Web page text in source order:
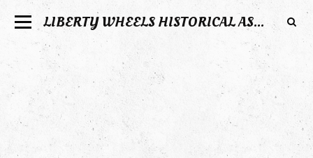
LIBERTY WHEELS HISTORICAL ASSOCIATION